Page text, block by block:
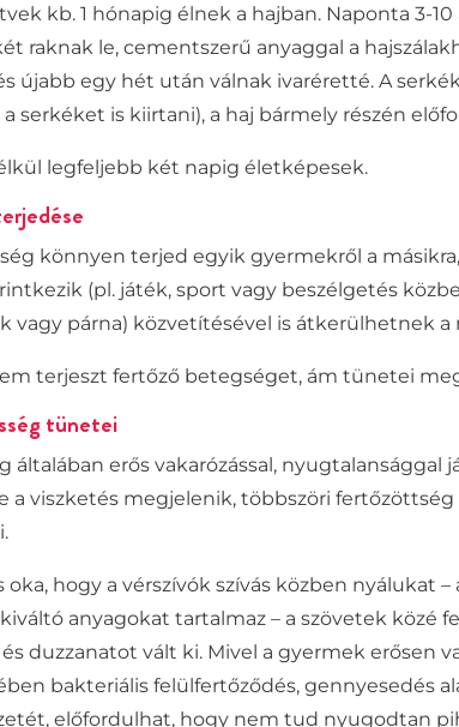
kb. 1 hónapig élnek a hajban. Naponta 3-10
raknak le,cementszerű anyaggal a
újabb egy hét után válnak ivaréretté. A
a serkéket is kiirtani), a haj bármely részén
legfeljebb két napig életképesek.
könnyen terjed egyik gyermekről a
(pl. játék, sport vagy beszélgetés
vagy párna) közvetítésével is átkerülhetnek a
terjeszt fertőző betegséget, ám tünetei
tünetei
általában erős vakarózással, nyugtalansággal
a viszketés megjelenik, többszöri
oka, hogy a vérszívók szívás közben nyálukat
anyagokat tartalmaz – a szövetek közé
duzzanatot vált ki. Mivel a gyermek erősen
bakteriális felülfertőződés, gennyesedés
előfordulhat, hogy nem tud nyugodtan